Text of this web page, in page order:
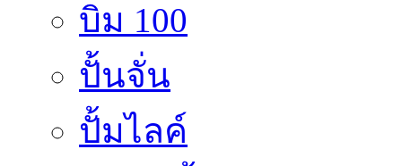
บิม 100
ปั้นจั่น
ปั้มไลค์